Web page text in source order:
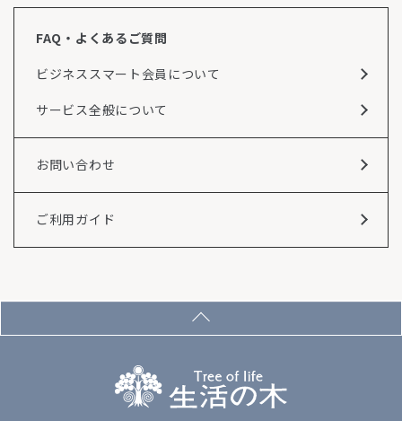
FAQ・よくあるご質問
ビジネススマート会員について
サービス全般について
お問い合わせ
ご利用ガイド